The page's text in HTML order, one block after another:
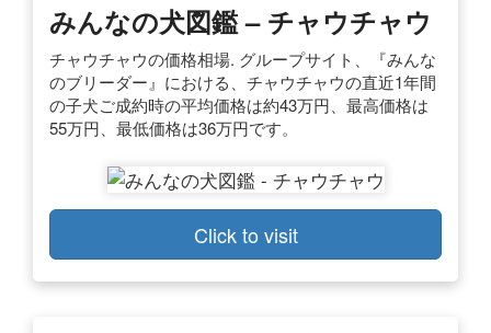
みんなの犬図鑑 – チャウチャウ
チャウチャウの価格相場. グループサイト、『みんな
のブリーダー』における、チャウチャウの直近1年間
の子犬ご成約時の平均価格は約43万円、最高価格は
55万円、最低価格は36万円です。
Click to visit